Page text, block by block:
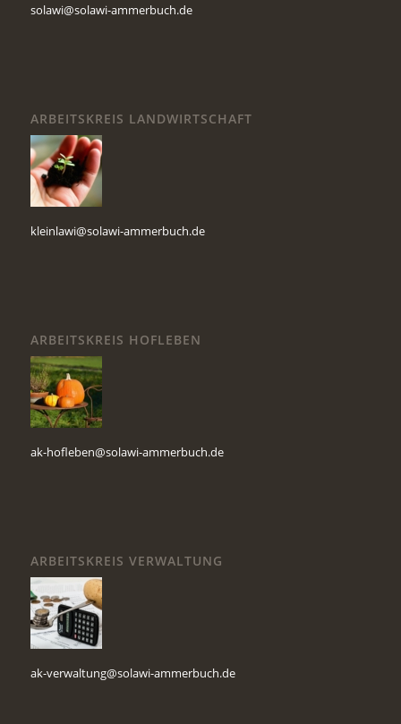
solawi@solawi-ammerbuch.de
ARBEITSKREIS LANDWIRTSCHAFT
kleinlawi@solawi-ammerbuch.de
ARBEITSKREIS HOFLEBEN
ak-hofleben@solawi-ammerbuch.de
ARBEITSKREIS VERWALTUNG
ak-verwaltung@solawi-ammerbuch.de